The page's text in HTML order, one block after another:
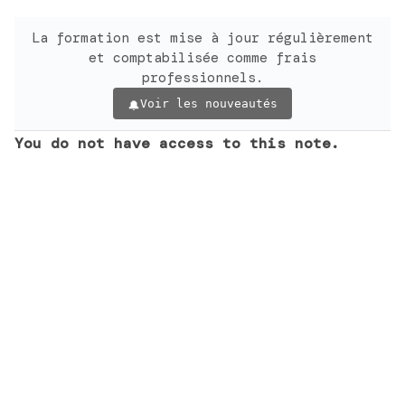
La formation est mise à jour régulièrement
et comptabilisée comme frais
professionnels.
Voir les nouveautés
You do not have access to this note.